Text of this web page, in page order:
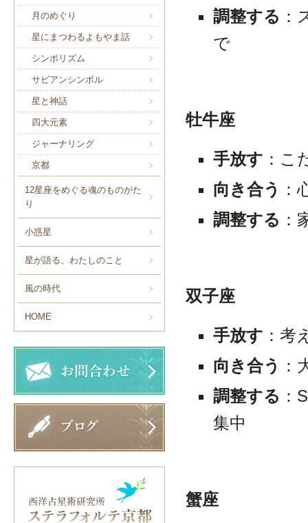
月のめぐり
星にまつわるよもやま話
シンボリズム
サビアンシンボル
星と神話
四大元素
ジャーナリング
京都
12星座をめぐる魂のものがた
り
小惑星
星が語る、わたしのこと
風の時代
HOME
調整する ：
で
牡牛座
手放す ：こ
向き合う ：
調整する ：
双子座
手放す ：考
向き合う ：
調整する ：
集中
蟹座